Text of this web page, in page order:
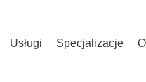
Usługi Specjalizacje